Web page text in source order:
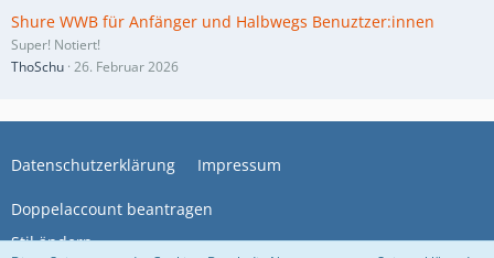
Shure WWB für Anfänger und Halbwegs Benuztzer:innen
Super! Notiert!
ThoSchu 26. Februar 2026
Stil ändern
Datenschutzerklärung Impressum
Doppelaccount beantragen